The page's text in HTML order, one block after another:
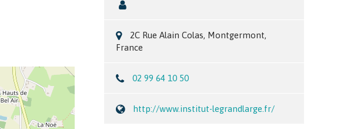
2C Rue Alain Colas, Montgermont,
France
02 99 64 10 50
http://www.institut-legrandlarge.fr/